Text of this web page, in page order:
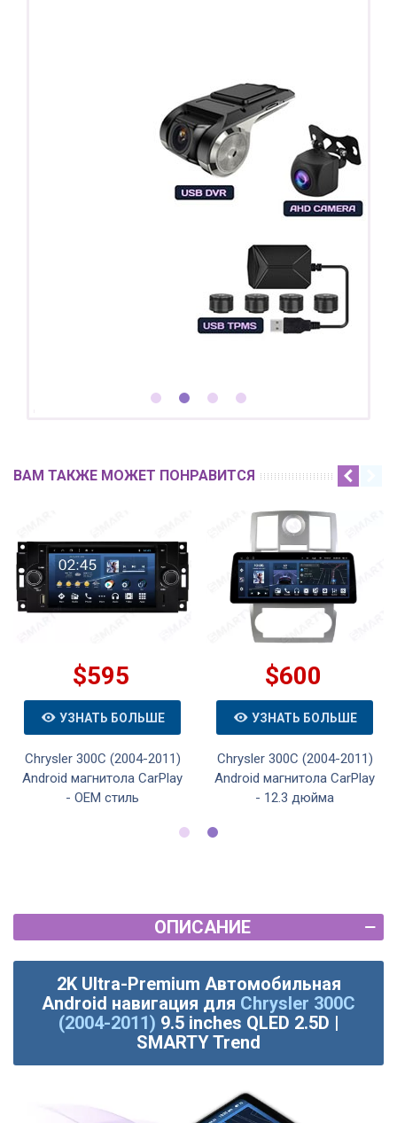
ВАМ ТАКЖЕ МОЖЕТ ПОНРАВИТСЯ
$595
УЗНАТЬ БОЛЬШЕ
Chrysler 300C (2004-2011)
Android магнитола CarPlay
- OEM стиль
$600
УЗНАТЬ БОЛЬШЕ
Chrysler 300C (2004-2011)
Android магнитола CarPlay
- 12.3 дюйма
ОПИСАНИЕ
2K Ultra-Premium Автомобильная
Android навигация для Chrysler 300C
(2004-2011) 9.5 inches QLED 2.5D |
SMARTY Trend